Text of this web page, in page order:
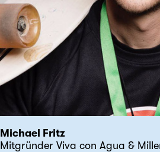
Michael Fritz
Mitgründer Viva con Agua &